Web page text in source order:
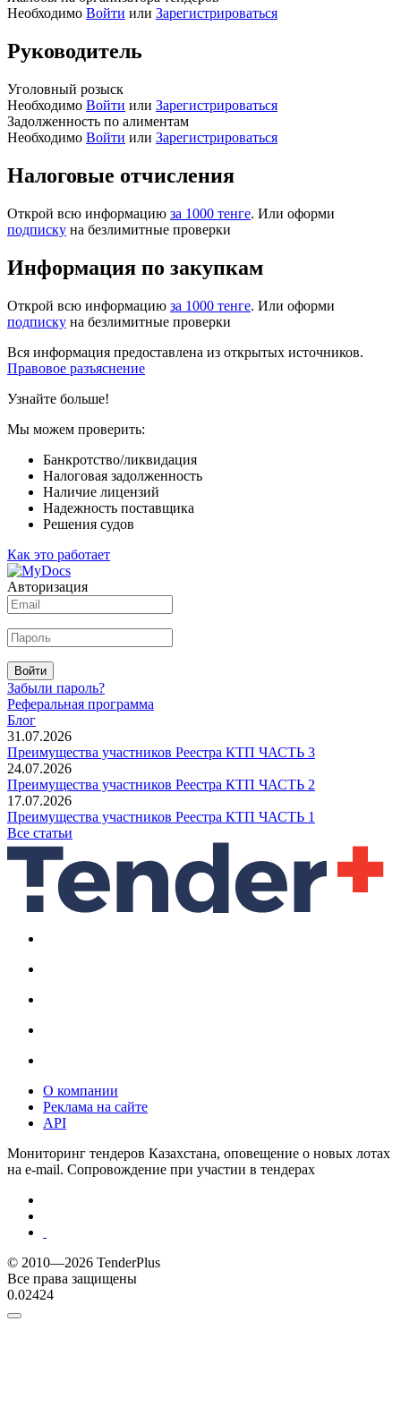
Необходимо Войти или Зарегистрироваться
Руководитель
Уголовный розыск
Необходимо Войти или Зарегистрироваться
Задолженность по алиментам
Необходимо Войти или Зарегистрироваться
Налоговые отчисления
Открой всю информацию за 1000 тенге. Или оформи
подписку на безлимитные проверки
Информация по закупкам
Открой всю информацию за 1000 тенге. Или оформи
подписку на безлимитные проверки
Вся информация предоставлена из открытых источников.
Правовое разъяснение
Узнайте больше!
Мы можем проверить:
Банкротство/ликвидация
Налоговая задолженность
Наличие лицензий
Надежность поставщика
Решения судов
Как это работает
Авторизация
Войти
Забыли пароль?
Реферальная программа
Блог
31.07.2026
Преимущества участников Реестра КТП ЧАСТЬ 3
24.07.2026
Преимущества участников Реестра КТП ЧАСТЬ 2
17.07.2026
Преимущества участников Реестра КТП ЧАСТЬ 1
Все статьи
О компании
Реклама на сайте
API
Мониторинг тендеров Казахстана, оповещение о новых лотах
на e-mail. Сопровождение при участии в тендерах
© 2010—2026 TenderPlus
Все права защищены
0.02424